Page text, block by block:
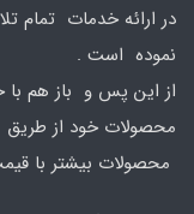
در ارائه خدمات تمام
نموده است .
از این پس و باز هم با
محصولات خود از طریق
محصولات بیشتر با